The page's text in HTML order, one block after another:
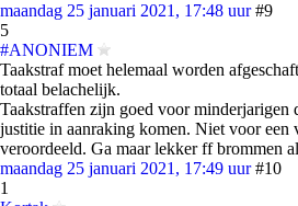
maandag 25 januari 2021, 17:48 uur #9
5
#ANONIEM
Taakstraf moet helemaal worden
totaal belachelijk.
Taakstraffen zijn goed voor minderjarigen
justitie in aanraking komen. Niet voor een
veroordeeld. Ga maar lekker ff brommen
maandag 25 januari 2021, 17:49 uur #10
1